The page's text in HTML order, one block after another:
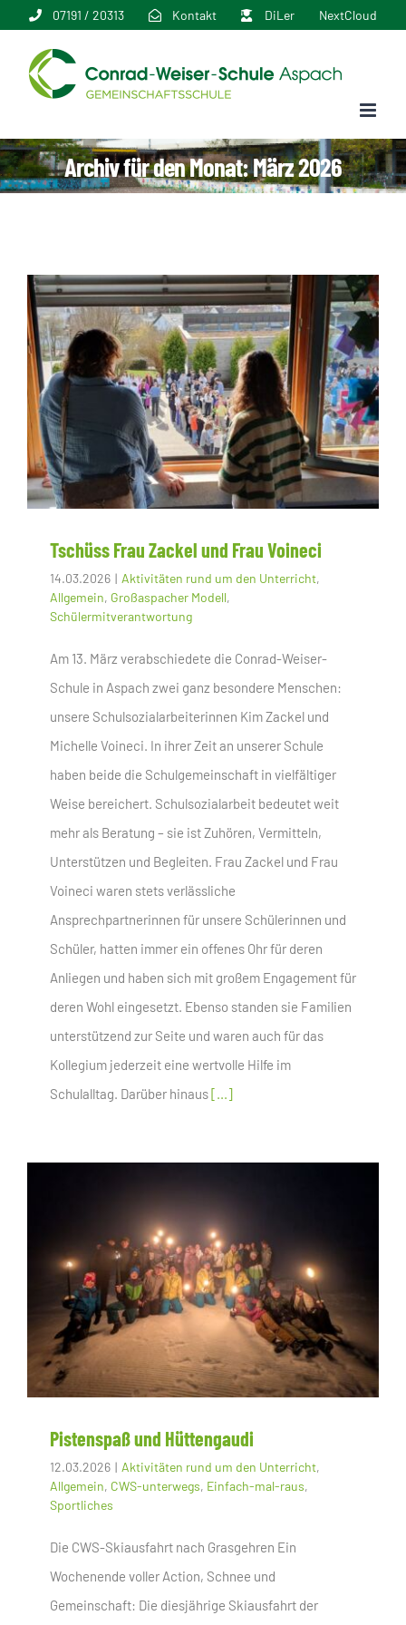
springen
07191 / 20313 Kontakt DiLer NextCloud
Archiv für den Monat:März 2026
Tschüss Frau Zackel und Frau Voineci
14.03.2026 | Aktivitäten rund um den Unterricht,
Allgemein, Großaspacher Modell,
Schülermitverantwortung
Am 13. März verabschiedete die Conrad-Weiser-
Schule in Aspach zwei ganz besondere Menschen:
unsere Schulsozialarbeiterinnen Kim Zackel und
Michelle Voineci. In ihrer Zeit an unserer Schule
haben beide die Schulgemeinschaft in vielfältiger
Weise bereichert. Schulsozialarbeit bedeutet weit
mehr als Beratung – sie ist Zuhören, Vermitteln,
Unterstützen und Begleiten. Frau Zackel und Frau
Voineci waren stets verlässliche
Ansprechpartnerinnen für unsere Schülerinnen und
Schüler, hatten immer ein offenes Ohr für deren
Anliegen und haben sich mit großem Engagement für
deren Wohl eingesetzt. Ebenso standen sie Familien
unterstützend zur Seite und waren auch für das
Kollegium jederzeit eine wertvolle Hilfe im
Schulalltag. Darüber hinaus [...]
Pistenspaß und Hüttengaudi
12.03.2026 | Aktivitäten rund um den Unterricht,
Allgemein, CWS-unterwegs, Einfach-mal-raus,
Sportliches
Die CWS-Skiausfahrt nach Grasgehren Ein
Wochenende voller Action, Schnee und
Gemeinschaft: Die diesjährige Skiausfahrt der